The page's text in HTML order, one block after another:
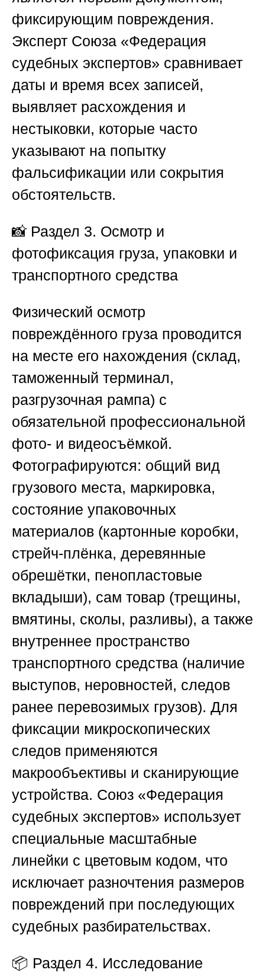
фиксирующим повреждения.
Эксперт Союза «Федерация
судебных экспертов» сравнивает
даты и время всех записей,
выявляет расхождения и
нестыковки, которые часто
указывают на попытку
фальсификации или сокрытия
обстоятельств.
📸 Раздел 3. Осмотр и
фотофиксация груза, упаковки и
транспортного средства
Физический осмотр
повреждённого груза проводится
на месте его нахождения (склад,
таможенный терминал,
разгрузочная рампа) с
обязательной профессиональной
фото- и видеосъёмкой.
Фотографируются: общий вид
грузового места, маркировка,
состояние упаковочных
материалов (картонные коробки,
стрейч-плёнка, деревянные
обрешётки, пенопластовые
вкладыши), сам товар (трещины,
вмятины, сколы, разливы), а также
внутреннее пространство
транспортного средства (наличие
выступов, неровностей, следов
ранее перевозимых грузов). Для
фиксации микроскопических
следов применяются
макрообъективы и сканирующие
устройства. Союз «Федерация
судебных экспертов» использует
специальные масштабные
линейки с цветовым кодом, что
исключает разночтения размеров
повреждений при последующих
судебных разбирательствах.
📦 Раздел 4. Исследование